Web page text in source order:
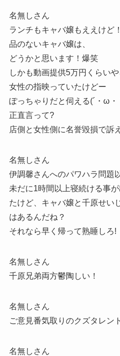
名無しさん
ランチもキャバ嬢もええけど
品のないキャバ嬢は、
どうかと思います！爆笑
しかも動画提供5万円くらい
女性の指映っていたけどー
ぽっちゃりだと伺える(´・ω・
正直言って?
店側と女性側に名誉毀損で訴
名無しさん
伊調馨さんへのパワハラ問題
未だに1時間以上寝続ける事
たけど、キャバ嬢と千原せい
はあるんだね？
それなら早く帰って熟睡しろ!
名無しさん
千原兄弟両方鬱陶しい！
名無しさん
ご意見番気取りのクズタレン
名無しさん